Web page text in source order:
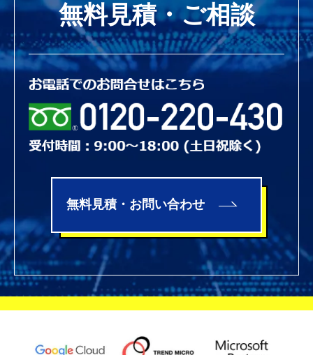
無料見積・ご相談
無料見積・お問い合わせ